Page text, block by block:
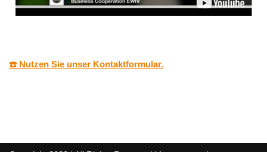
☎️ Nutzen Sie unser Kontaktformular.